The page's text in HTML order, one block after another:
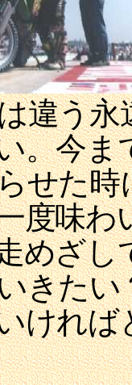
違う
。今ま
せた
味わ
めざ
きた
けれ